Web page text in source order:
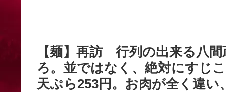
【麺】再訪 行列の出来る八
ろ。並ではなく、絶対にすじ
天ぷら253円。お肉が全く違